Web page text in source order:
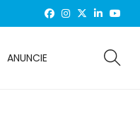
ANUNCIE